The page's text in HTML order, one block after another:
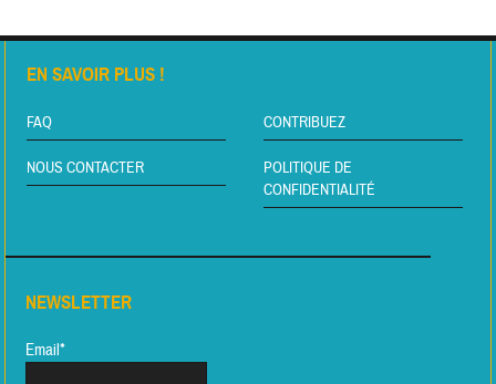
EN SAVOIR PLUS !
FAQ CONTRIBUEZ
NOUS CONTACTER
POLITIQUE DE
CONFIDENTIALITÉ
NEWSLETTER
Email*